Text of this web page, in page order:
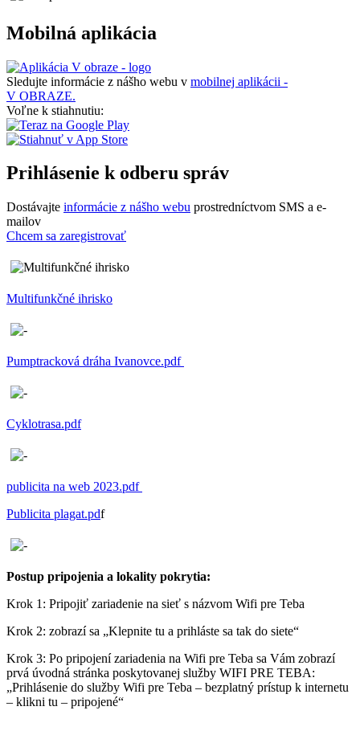
Mobilná aplikácia
Sledujte informácie z nášho webu v mobilnej aplikácii -
V OBRAZE.
Voľne k stiahnutiu:
Prihlásenie k odberu správ
Dostávajte informácie z nášho webu prostredníctvom SMS a e-
mailov
Chcem sa zaregistrovať
Multifunkčné ihrisko
Pumptracková dráha Ivanovce.pdf
Cyklotrasa.pdf
publicita na web 2023.pdf
Publicita plagat.pdf
Postup pripojenia a lokality pokrytia:
Krok 1: Pripojiť zariadenie na sieť s názvom Wifi pre Teba
Krok 2: zobrazí sa „Klepnite tu a prihláste sa tak do siete“
Krok 3: Po pripojení zariadenia na Wifi pre Teba sa Vám zobrazí
prvá úvodná stránka poskytovanej služby WIFI PRE TEBA:
„Prihlásenie do služby Wifi pre Teba – bezplatný prístup k internetu
– klikni tu – pripojené“